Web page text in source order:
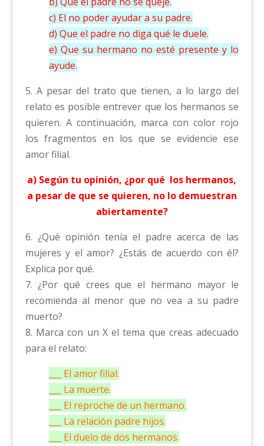
c) El no poder ayudar a su padre.
d) Que el padre no diga qué le duele.
e) Que su hermano no esté presente y lo
ayude.
5. A pesar del trato que tienen, a lo largo del
relato es posible entrever que los hermanos se
quieren. A continuación, marca con color rojo
los fragmentos en los que se evidencie ese
amor filial.
a) Según tu opinión, ¿por qué los hermanos,
a pesar de que se quieren, no lo demuestran
abiertamente?
6. ¿Qué opinión tenía el padre acerca de las
mujeres y el amor? ¿Estás de acuerdo con él?
Explica por qué.
7. ¿Por qué crees que el hermano mayor le
recomienda al menor que no vea a su padre
muerto?
8. Marca con un X el tema que creas adecuado
para el relato:
___ El amor filial.
___ La muerte.
___ El reproche de un hermano.
___ La relación padre hijos.
___ El duelo de dos hermanos.